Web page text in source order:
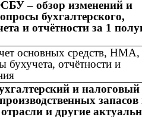
– обзор изменений и
бухгалтерского,
и отчётности за 1
основных средств,
бухучета, отчётности и
и налоговый
запасов
и другие